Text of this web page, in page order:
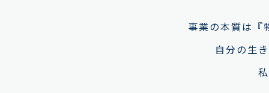
事業の本質は『
自分の生